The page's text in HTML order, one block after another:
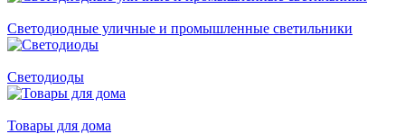
Светодиодные уличные и промышленные светильники
Светодиоды
Товары для дома